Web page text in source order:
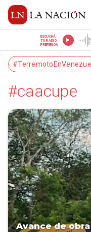
ESCUCHÁ
TU RADIO
PREFERIDA
#caacupe
Avance de